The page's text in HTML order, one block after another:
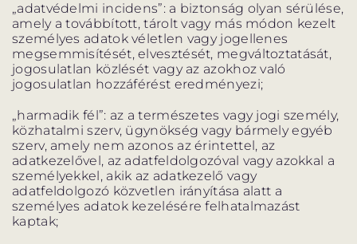
„adatvédelmi incidens”: a biztonság olyan sérülése,
amely a továbbított, tárolt vagy más módon kezelt
személyes adatok véletlen vagy jogellenes
megsemmisítését, elvesztését, megváltoztatását,
jogosulatlan közlését vagy az azokhoz való
jogosulatlan hozzáférést eredményezi;
„harmadik fél”: az a természetes vagy jogi személy,
közhatalmi szerv, ügynökség vagy bármely egyéb
szerv, amely nem azonos az érintettel, az
adatkezelővel, az adatfeldolgozóval vagy azokkal a
személyekkel, akik az adatkezelő vagy
adatfeldolgozó közvetlen irányítása alatt a
személyes adatok kezelésére felhatalmazást
kaptak;